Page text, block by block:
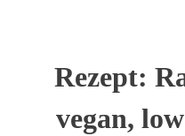
Rezept:
vegan,